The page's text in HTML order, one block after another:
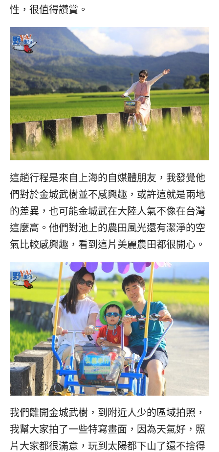
性，很值得讚賞。
這趟行程是來自上海的自媒體朋友，我發覺他
們對於金城武樹並不感興趣，或許這就是兩地
的差異，也可能金城武在大陸人氣不像在台灣
這麼高。他們對池上的農田風光還有潔淨的空
氣比較感興趣，看到這片美麗農田都很開心。
我們離開金城武樹，到附近人少的區域拍照，
我幫大家拍了一些特寫畫面，因為天氣好，照
片大家都很滿意，玩到太陽都下山了還不捨得